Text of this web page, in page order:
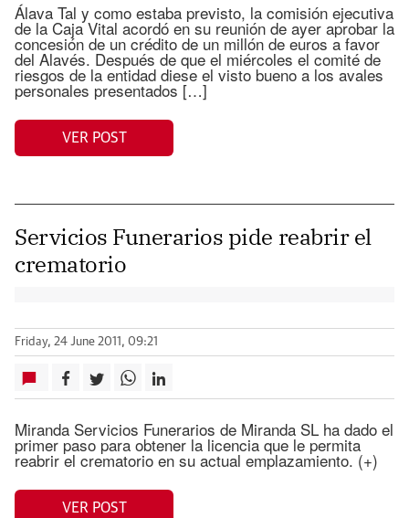
Álava Tal y como estaba previsto, la comisión ejecutiva
de la Caja Vital acordó en su reunión de ayer aprobar la
concesión de un crédito de un millón de euros a favor
del Alavés. Después de que el miércoles el comité de
riesgos de la entidad diese el visto bueno a los avales
personales presentados […]
VER POST
Servicios Funerarios pide reabrir el
crematorio
Friday, 24 June 2011, 09:21
Miranda Servicios Funerarios de Miranda SL ha dado el
primer paso para obtener la licencia que le permita
reabrir el crematorio en su actual emplazamiento. (+)
VER POST